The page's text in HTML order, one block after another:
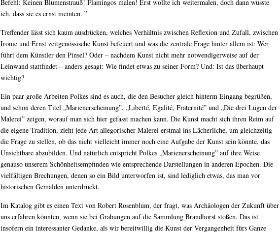
Befehl: Keinen Blumenstrauß! Flamingos malen! Erst wollte ich weitermalen, doch dann wusste
ich, dass sie es ernst meinten. ”
Treffender lässt sich kaum ausdrücken, welches Verhältnis zwischen Reflexion und Zufall, zwischen
Ironie und Ernst zeitgenössische Kunst befeuert und was die zentrale Frage hinter allem ist: Wer
führt dem Künstler den Pinsel? Oder – nachdem Kunst nicht mehr notwendigerweise auf der
Leinwand stattfindet – anders gesagt: Wie findet etwas zu seiner Form? Und: Ist das überhaupt
wichtig?
Ein paar große Arbeiten Polkes sind es auch, die den Besucher gleich hinterm Eingang begrüßen,
und schon deren Titel „Marienerscheinung”, „Liberté, Egalité, Fraternité” und „Die drei Lügen der
Malerei” zeigen, worauf man sich hier gefasst machen kann. Die Kunst macht sich ihren Reim auf
die eigene Tradition, zieht jede Art allegorischer Malerei erstmal ins Lächerliche, um gleichzeitig
die Frage zu stellen, ob das nicht vielleicht immer noch eine Aufgabe der Kunst sein könnte, das
Unsichtbare abzubilden. Und natürlich entspricht Polkes „Marienerscheinung” auf ihre Weise
genauso unserem Schönheitsempfinden wie entsprechende Darstellungen in anderen Epochen. Die
vielfältigen Brechungen, denen so ein Bild unterworfen ist, sind lediglich etwas, das man vor
historischen Gemälden unterdrückt.
Im Katalog gibt es einen Text von Robert Rosenblum, der fragt, was Archäologen der Zukunft über
uns erfahren könnten, wenn sie bei Grabungen auf die Sammlung Brandhorst stoßen. Das ist
insofern ein interessanter Gedanke, als wir bereitwillig die Kunst der Vergangenheit fürs Ganze